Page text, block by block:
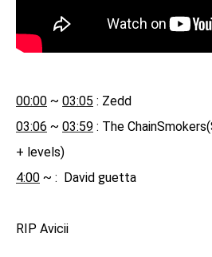
00:00 ~ 03:05
03:06 ~ 03:59 : The
4:00 ~ :  David guetta
RIP Avicii